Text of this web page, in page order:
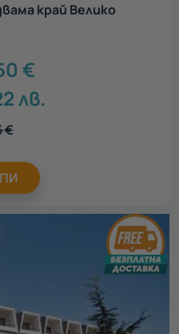
край Велико
€
лв.
€